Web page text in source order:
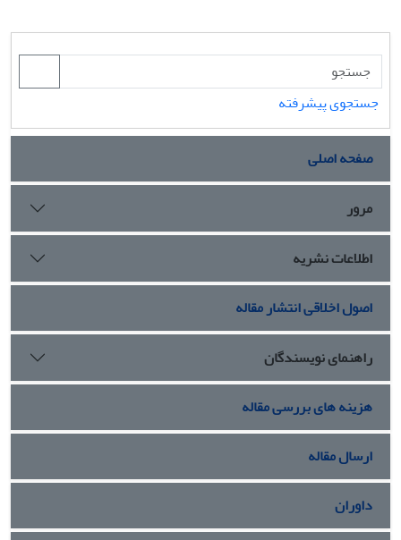
جستجوی پیشرفته
صفحه اصلی
مرور
اطلاعات نشریه
اصول اخلاقی انتشار مقاله
راهنمای نویسندگان
هزینه های بررسی مقاله
ارسال مقاله
داوران